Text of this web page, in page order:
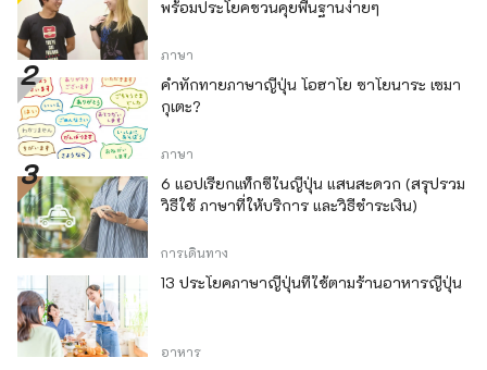
พร้อมประโยคชวนคุยพื้นฐานง่ายๆ
ภาษา
คำทักทายภาษาญี่ปุ่น โอฮาโย ซาโยนาระ เซมา
กุเตะ?
ภาษา
6 แอปเรียกแท็กซี่ในญี่ปุ่น แสนสะดวก (สรุปรวม
วิธีใช้ ภาษาที่ให้บริการ และวิธีชำระเงิน)
การเดินทาง
13 ประโยคภาษาญี่ปุ่นที่ใช้ตามร้านอาหารญี่ปุ่น
อาหาร